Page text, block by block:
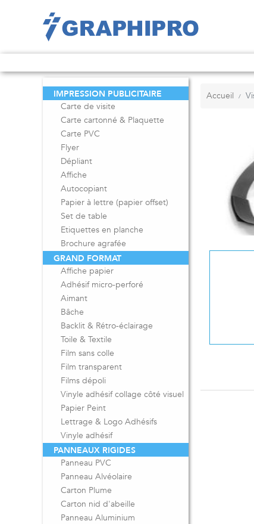
IMPRESSION PUBLICITAIRE
Carte de visite
Carte cartonné & Plaquette
Carte PVC
Flyer
Dépliant
Affiche
Autocopiant
Papier à lettre (papier offset)
Set de table
Etiquettes en planche
Brochure agrafée
GRAND FORMAT
Affiche papier
Adhésif micro-perforé
Aimant
Bâche
Backlit & Rétro-éclairage
Toile & Textile
Film sans colle
Film transparent
Films dépoli
Vinyle adhésif collage côté visuel
Papier Peint
Lettrage & Logo Adhésifs
Vinyle adhésif
PANNEAUX RIGIDES
Panneau PVC
Panneau Alvéolaire
Carton Plume
Carton nid d'abeille
Panneau Aluminium
Accueil